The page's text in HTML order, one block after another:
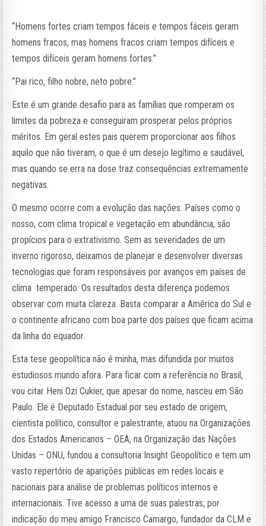
“Homens fortes criam tempos fáceis e tempos fáceis geram
homens fracos, mas homens fracos criam tempos difíceis e
tempos difíceis geram homens fortes.”
“Pai rico, filho nobre, neto pobre.”
Este é um grande desafio para as famílias que romperam os
limites da pobreza e conseguiram prosperar pelos próprios
méritos. Em geral estes pais querem proporcionar aos filhos
aquilo que não tiveram, o que é um desejo legítimo e saudável,
mas quando se erra na dose traz consequências extremamente
negativas.
O mesmo ocorre com a evolução das nações. Países como o
nosso, com clima tropical e vegetação em abundância, são
propícios para o extrativismo. Sem as severidades de um
inverno rigoroso, deixamos de planejar e desenvolver diversas
tecnologias que foram responsáveis por avanços em países de
clima temperado. Os resultados desta diferença podemos
observar com muita clareza. Basta comparar a América do Sul e
o continente africano com boa parte dos países que ficam acima
da linha do equador.
Esta tese geopolítica não é minha, mas difundida por muitos
estudiosos mundo afora. Para ficar com a referência no Brasil,
vou citar Heni Ozi Cukier, que apesar do nome, nasceu em São
Paulo. Ele é Deputado Estadual por seu estado de origem,
cientista político, consultor e palestrante, atuou na Organizações
dos Estados Americanos – OEA, na Organização das Nações
Unidas – ONU, fundou a consultoria Insight Geopolítico e tem um
vasto repertório de aparições públicas em redes locais e
nacionais para análise de problemas políticos internos e
internacionais. Tive acesso a uma de suas palestras, por
indicação do meu amigo Francisco Camargo, fundador da CLM e